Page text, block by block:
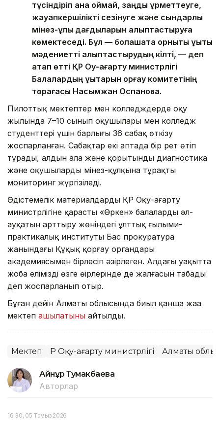
түсіндіріп қана қоймай, заңды құрметтеуге,
жауапкершілікті сезінуге және сындарлы
мінез-құлық дағдыларын қалыптастыруға
көмектеседі. Бұл — болашақта орнықты құқықтық
мәдениетті қалыптастырудың кілті, — деп
атап өтті ҚР Оқу-ағарту министрлігі
Балалардың құқықтарын қорғау комитетінің
төрағасы Насымжан Оспанова.
Пилоттық мектептер мен колледждерде оқу
жылында 7–10 сынып оқушылары мен колледж
студенттері үшін барлығы 36 сабақ өткізу
жоспарланған. Сабақтар екі аптада бір рет өтіп
тұрады, алдын ала және қорытынды диагностика
және оқушылардың мінез-құлқына тұрақты
мониторинг жүргізіледі.
Әдістемелік материалдарды ҚР Оқу-ағарту
министрлігіне қарасты «Өркен» балалардың әл-
ауқатын арттыру жөніндегі ұлттық ғылыми-
практикалық институты Бас прокуратура
жанындағы Құқық қорғау органдары
академиясымен бірлесіп әзірлеген. Алдағы уақытта
жоба еліміздің өзге өңірлерінде де жалғасын табады
деп жоспарланып отыр.
Бұған дейін Алматы облысында биыл қанша жаңа
мектеп ашылатыны айтылды.
Мектеп ҚР Оқу-ағарту министрлігі Алматы
Айнұр Тумакбаева
Авторлар
16:30, 05 Тамыз 2026